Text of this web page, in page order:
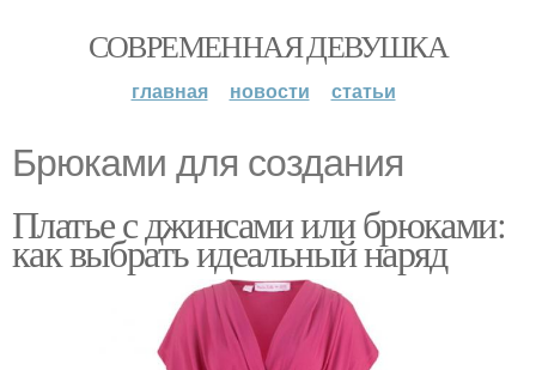
СОВРЕМЕННАЯ ДЕВУШКА
главная новости статьи
Брюками для создания
Платье с джинсами или брюками:
как выбрать идеальный наряд